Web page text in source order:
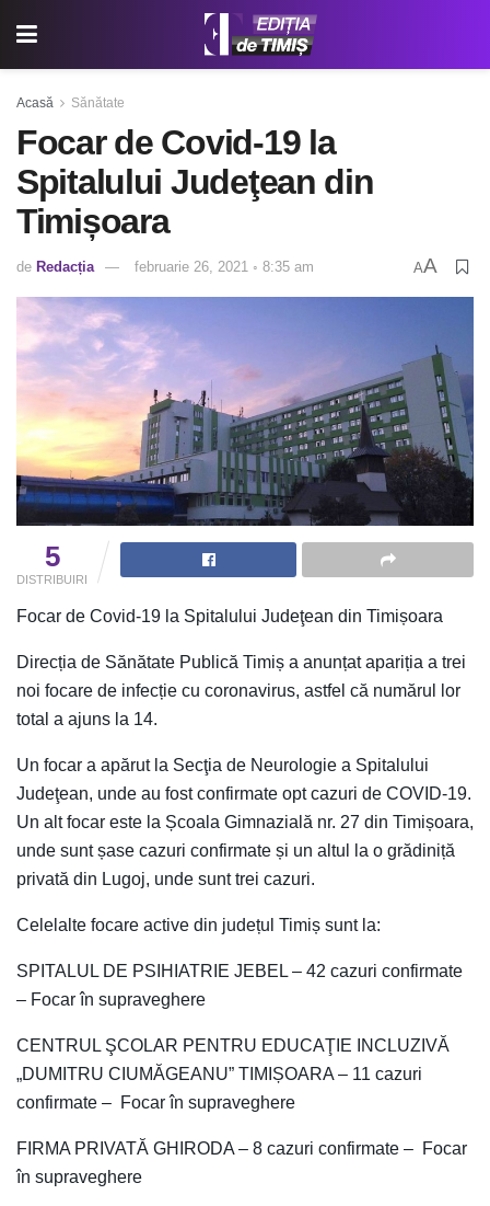
Acasă Sănătate
Focar de Covid-19 la
Spitalului Judeţean din
Timișoara
de Redacția februarie 26, 2021 ◦ 8:35 am AA
5
DISTRIBUIRI
Focar de Covid-19 la Spitalului Judeţean din Timișoara
Direcția de Sănătate Publică Timiș a anunțat apariția a trei
noi focare de infecție cu coronavirus, astfel că numărul lor
total a ajuns la 14.
Un focar a apărut la Secţia de Neurologie a Spitalului
Judeţean, unde au fost confirmate opt cazuri de COVID-19.
Un alt focar este la Școala Gimnazială nr. 27 din Timișoara,
unde sunt șase cazuri confirmate și un altul la o grădiniță
privată din Lugoj, unde sunt trei cazuri.
Celelalte focare active din județul Timiș sunt la:
SPITALUL DE PSIHIATRIE JEBEL – 42 cazuri confirmate
– Focar în supraveghere
CENTRUL ŞCOLAR PENTRU EDUCAŢIE INCLUZIVĂ
„DUMITRU CIUMĂGEANU” TIMIȘOARA – 11 cazuri
confirmate – Focar în supraveghere
FIRMA PRIVATĂ GHIRODA – 8 cazuri confirmate – Focar
în supraveghere